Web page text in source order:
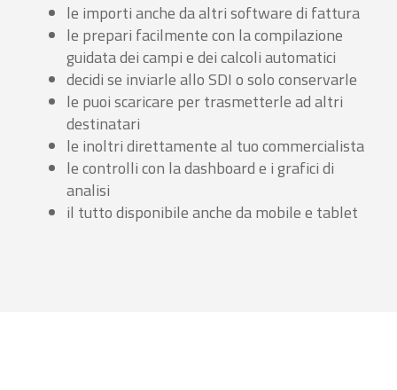
le importi anche da altri software di fattura
le prepari facilmente con la compilazione
guidata dei campi e dei calcoli automatici
decidi se inviarle allo SDI o solo conservarle
le puoi scaricare per trasmetterle ad altri
destinatari
le inoltri direttamente al tuo commercialista
le controlli con la dashboard e i grafici di
analisi
il tutto disponibile anche da mobile e tablet